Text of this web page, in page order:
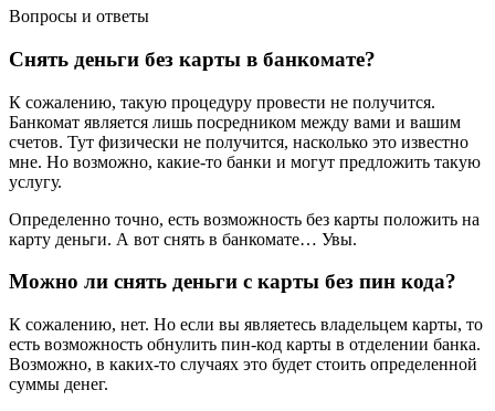
Вопросы и ответы
Снять деньги без карты в банкомате?
К сожалению, такую процедуру провести не получится.
Банкомат является лишь посредником между вами и вашим
счетов. Тут физически не получится, насколько это известно
мне. Но возможно, какие-то банки и могут предложить такую
услугу.
Определенно точно, есть возможность без карты положить на
карту деньги. А вот снять в банкомате… Увы.
Можно ли снять деньги с карты без пин кода?
К сожалению, нет. Но если вы являетесь владельцем карты, то
есть возможность обнулить пин-код карты в отделении банка.
Возможно, в каких-то случаях это будет стоить определенной
суммы денег.